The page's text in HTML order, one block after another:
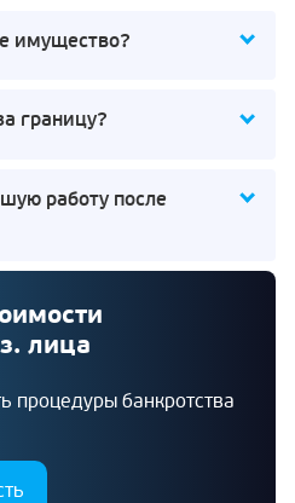
имущество?
границу?
работу после
лица
процедуры банкротства